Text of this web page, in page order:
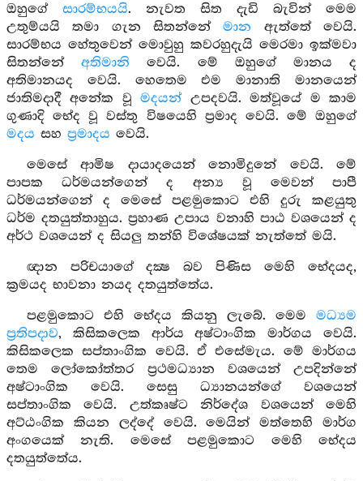
ඔහුගේ සාරම්භයයි. නැවත සිත දැඩි බැවින් මෙම
උතුම්යයි තමා ගැන සිතන්නේමාන ඇත්තේ වෙයි.
සාරම්භය හේතුවෙන් මොවුහු කවරහුදැයි මෙරමා ඉක්මවා
සිතන්නේඅතිමානි වෙයි. මේ ඔහුගේ මානය ද
අතිමානයද වෙයි. හෙතෙම එම මානාති මානයෙන්
ජාතිමදාදී අනේක වූමදයන්උපදවයි. මත්වූයේ ම කාම
ගුණාදි භේද වූ වස්තු විෂයෙහි ප්‍රමාද වෙයි. මේ ඔහුගේ
මදය සහ ප්‍රමාදය වෙයි.
මෙසේ ආමිෂ දායාදයෙන් නොමිදුනේ වෙයි. මේ
පාපක ධර්මයන්ගෙන් ද අන්‍ය වූ මෙවන් පාපී
ධර්මයන්ගෙන් ද මෙසේ පළමුකොට එහි දුරු කළයුතු
ධර්ම දතයුත්තාහුය. ප්‍රහාණ උපාය වනාහි පාඨ වශයෙන් ද
අර්ථ වශයෙන් ද සියලු තන්හි විශේෂයක් නැත්තේ මයි.
ඥාන පරිචයාගේ දක්‍ෂ බව පිණිස මෙහි භේදයද,
ක්‍රමයද භාවනා නයද දතයුත්තේය.
පළමුකොට එහි භේදය කියනු ලැබේ. මෙම මධ්‍යම
ප්‍රතිපදාව, කිසිකලෙක ආර්ය අෂ්ටාංගික මාර්ගය වෙයි.
කිසිකලෙක සප්තාංගික වෙයි. ඒ එසේමැය. මේ මාර්ගය
තෙම ලෝකෝත්තර ප්‍රථමධ්‍යාන වශයෙන් උපදින්නේ
අෂ්ටාංගික වෙයි. සෙසු ධ්‍යානයන්ගේ වශයෙන්
සප්තාංගික වෙයි. උත්කෘෂ්ට නිර්දේශ වශයෙන් මෙහි
අට්ඨංගික කියන ලද්දේ වෙයි. මෙයින් මත්තෙහි මාර්ග
අංගයෙක් නැති. මෙසේ පළමුකොට මෙහි භේදය
දතයුත්තේය.